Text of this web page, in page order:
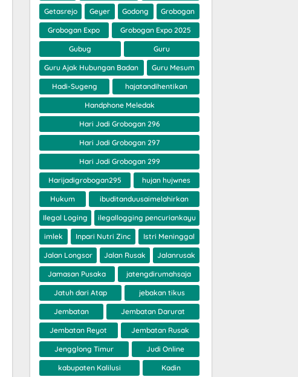
Getasrejo Geyer Godong Grobogan
Grobogan Expo Grobogan Expo 2025
Gubug Guru
Guru Ajak Hubungan Badan Guru Mesum
Hadi-Sugeng hajatandihentikan
Handphone Meledak
Hari Jadi Grobogan 296
Hari Jadi Grobogan 297
Hari Jadi Grobogan 299
Harijadigrobogan295 hujan hujwnes
Hukum ibuditanduusaimelahirkan
Ilegal Loging ilegallogging pencuriankayu
imlek Inpari Nutri Zinc Istri Meninggal
Jalan Longsor Jalan Rusak Jalanrusak
Jamasan Pusaka jatengdirumahsaja
Jatuh dari Atap jebakan tikus
Jembatan Jembatan Darurat
Jembatan Reyot Jembatan Rusak
Jengglong Timur Judi Online
kabupaten Kalilusi Kadin